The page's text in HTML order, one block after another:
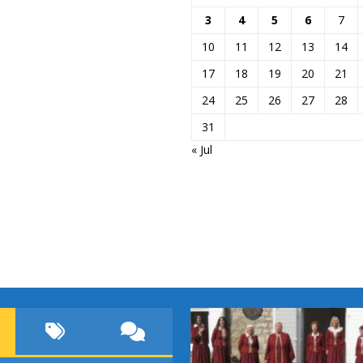
3 4 5 6
7
10
11 12 13
14
17
18 19 20
21
24
25 26 27
28
31
« Jul